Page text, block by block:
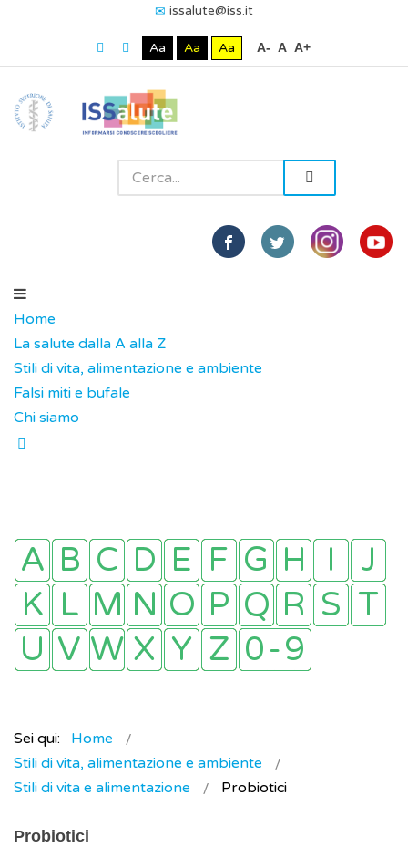
issalute@iss.it
Aa Aa Aa A- A A+
Home
La salute dalla A alla Z
Stili di vita, alimentazione e ambiente
Falsi miti e bufale
Chi siamo
Sei qui:
Home
Stili di vita, alimentazione e ambiente
Stili di vita e alimentazione
Probiotici
Probiotici